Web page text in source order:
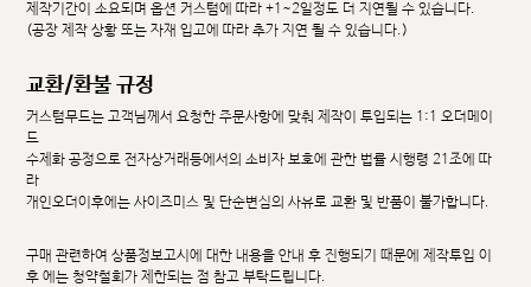
제작기간이 소요되며 옵션 커스텀에 따라 +1~2일정도 더 지연될 수 있습니다.
(공장 제작 상황 또는 자재 입고에 따라 추가 지연 될 수 있습니다.)
교환/환불 규정
커스텀무드는 고객님께서 요청한 주문사항에 맞춰 제작이 투입되는 1:1 오더메이
드
수제화 공정으로 전자상거래등에서의 소비자 보호에 관한 법률 시행령 21조에 따
라
개인오더이후에는 사이즈미스 및 단순변심의 사유로 교환 및 반품이 불가합니다.
구매 관련하여 상품정보고시에 대한 내용을 안내 후 진행되기 때문에 제작투입 이
후 에는 청약철회가 제한되는 점 참고 부탁드립니다.